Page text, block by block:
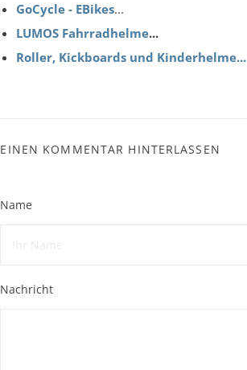
GoCycle - EBikes...
LUMOS Fahrradhelme...
Roller, Kickboards und Kinderhelme...
EINEN KOMMENTAR HINTERLASSEN
Name
Nachricht